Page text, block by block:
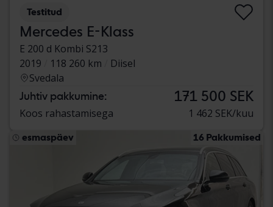
Testitud
Mercedes E-Klass
E 200 d Kombi S213
2019
118 260 km
Diisel
Svedala
Juhtiv pakkumine: 171 500 SEK
Koos rahastamisega 1 462 SEK/kuu
esmaspäev 16 Pakkumised